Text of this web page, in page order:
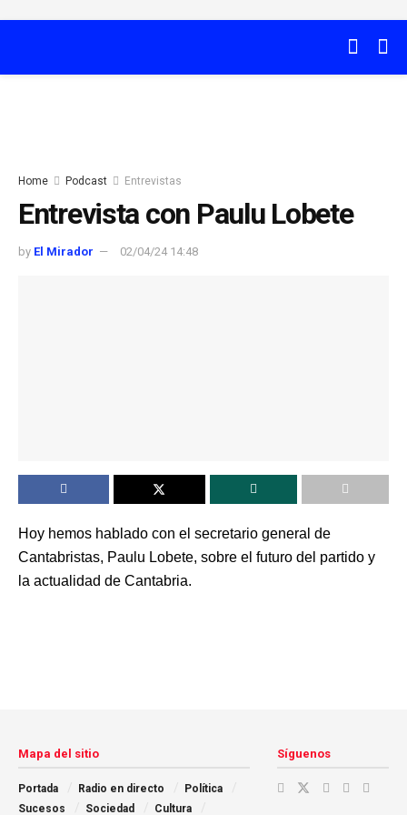
Home Podcast Entrevistas
Entrevista con Paulu Lobete
by El Mirador 02/04/24 14:48
Hoy hemos hablado con el secretario general de
Cantabristas, Paulu Lobete, sobre el futuro del partido y
la actualidad de Cantabria.
Mapa del sitio
Portada Radio en directo
Política
Sucesos
Sociedad Cultura
Síguenos